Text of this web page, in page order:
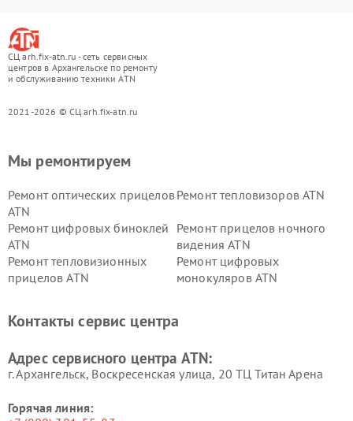
СЦ arh.fix-atn.ru - сеть сервисных
центров в Архангельске по ремонту
и обслуживанию техники ATN
2021-2026 © СЦ arh.fix-atn.ru
Мы ремонтируем
Ремонт оптических прицелов
ATN
Ремонт тепловизоров ATN
Ремонт цифровых биноклей
ATN
Ремонт прицелов ночного
видения ATN
Ремонт тепловизионных
прицелов ATN
Ремонт цифровых
монокуляров ATN
Контакты сервис центра
Адрес сервисного центра ATN:
г. Архангельск, Воскресенская улица, 20 ТЦ Титан Арена
Горячая линия: